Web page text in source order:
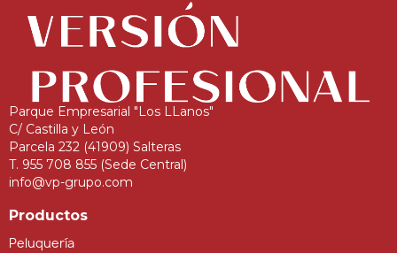
Parque Empresarial "Los LLanos"
C/ Castilla y León
Parcela 232 (41909) Salteras
T. 955 708 855 (Sede Central)
info@vp-grupo.com
Productos
Peluquería